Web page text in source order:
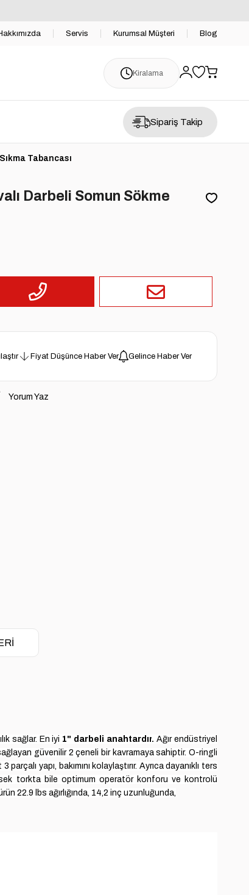
Servis Kurumsal Müşteri Blog
Kiralama
Sipariş Takip
Tabancası
Darbeli Somun Sökme
Fiyat Düşünce Haber Ver Gelince Haber Ver
Yorum Yaz
sağlar. En iyi 1" darbeli anahtardır.Ağır endüstriyel
güvenilir 2 çeneli bir kavramaya sahiptir.O-ringli
yapı, bakımını kolaylaştırır. Ayrıca dayanıklı ters
torkta bile optimum operatör konforu ve kontrolü
22.9 lbs ağırlığında, 14,2 inç uzunluğunda,